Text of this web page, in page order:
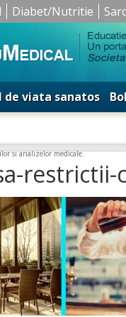
Diabet/Nutritie
de viata sanatos
si analizelor medicale.
restrictii-